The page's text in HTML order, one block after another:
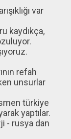
var
kaydıkça,
refah
unsurlar
türkiye
yaptılar.
- rusya dan